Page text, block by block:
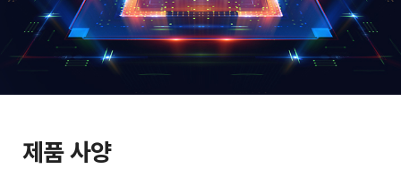
제품 사양